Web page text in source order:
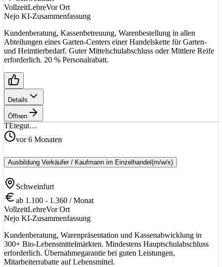
VollzeitLehreVor Ort
Nejo KI-Zusammenfassung
Kundenberatung, Kassenbetreuung, Warenbestellung in allen
Abteilungen eines Garten-Centers einer Handelskette für Garten-
und Heimtierbedarf. Guter Mittelschulabschluss oder Mittlere Reife
erforderlich. 20 % Personalrabatt.
Details
Öffnen
TEtegut…
vor 6 Monaten
Ausbildung Verkäufer / Kaufmann im Einzelhandel (m/w/x)
Schweinfurt
ab 1.100 - 1.360 / Monat
VollzeitLehreVor Ort
Nejo KI-Zusammenfassung
Kundenberatung, Warenpräsentation und Kassenabwicklung in
300+ Bio-Lebensmittelmärkten. Mindestens Hauptschulabschluss
erforderlich. Übernahmegarantie bei guten Leistungen,
Mitarbeiterrabatte auf Lebensmittel.